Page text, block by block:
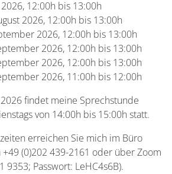
12:00h bis 13:00h
2026, 12:00h bis 13:00h
2026, 12:00h bis 13:00h
2026, 12:00h bis 13:00h
2026, 12:00h bis 13:00h
2026, 11:00h bis 12:00h
findet meine Sprechstunde
von 14:00h bis 15:00h statt.
erreichen Sie mich im Büro
(0)202 439-2161 oder über Zoom
9353; Passwort: LeHC4s6B).